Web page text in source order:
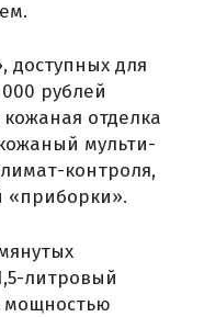
доступных для
рублей
отделка
мульти-
контроля,
литровый
мощностью